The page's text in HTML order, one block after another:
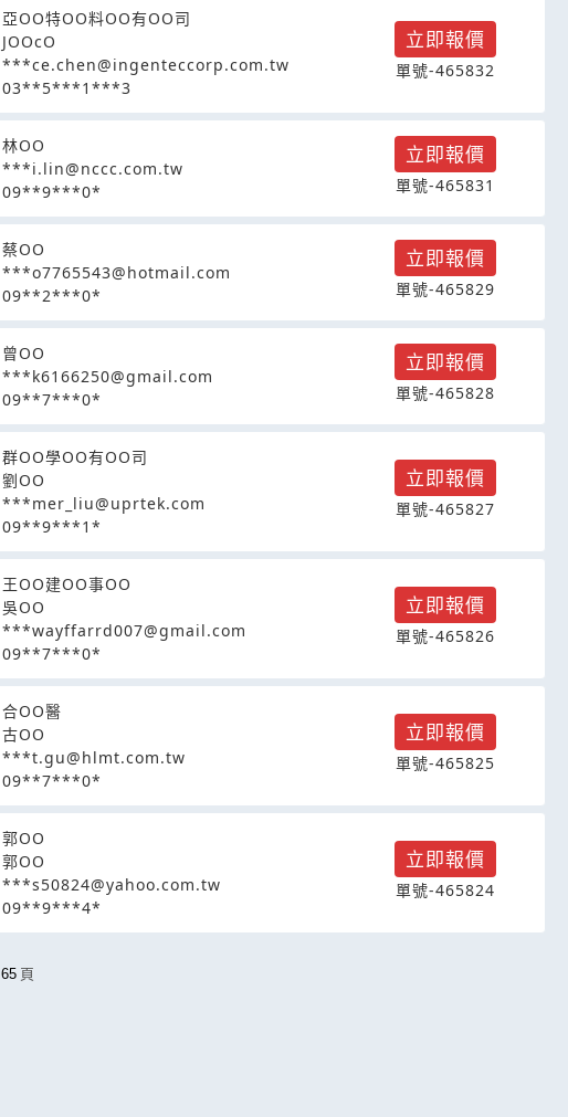
亞OO特OO料OO有OO司
JOOcO
***ce.chen@ingenteccorp.com.tw
03**5***1***3
立即報價
單號-465832
林OO
***i.lin@nccc.com.tw
09**9***0*
立即報價
單號-465831
蔡OO
***o7765543@hotmail.com
09**2***0*
立即報價
單號-465829
曾OO
***k6166250@gmail.com
09**7***0*
立即報價
單號-465828
群OO學OO有OO司
劉OO
***mer_liu@uprtek.com
09**9***1*
立即報價
單號-465827
王OO建OO事OO
吳OO
***wayffarrd007@gmail.com
09**7***0*
立即報價
單號-465826
合OO醫
古OO
***t.gu@hlmt.com.tw
09**7***0*
立即報價
單號-465825
郭OO
郭OO
***s50824@yahoo.com.tw
09**9***4*
立即報價
單號-465824
65 頁